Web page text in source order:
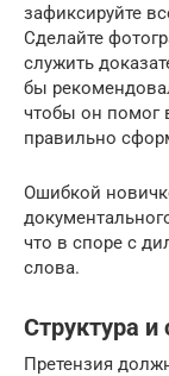
зафиксируйте
Сделайте
служить
бы
чтобы он помог
правильно
Ошибкой
что в споре с
слова.
Структура и
Претензия